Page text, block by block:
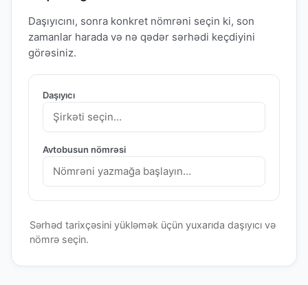
Daşıyıcını, sonra konkret nömrəni seçin ki, son
zamanlar harada və nə qədər sərhədi keçdiyini
görəsiniz.
Daşıyıcı
Avtobusun nömrəsi
Sərhəd tarixçəsini yükləmək üçün yuxarıda daşıyıcı və
nömrə seçin.